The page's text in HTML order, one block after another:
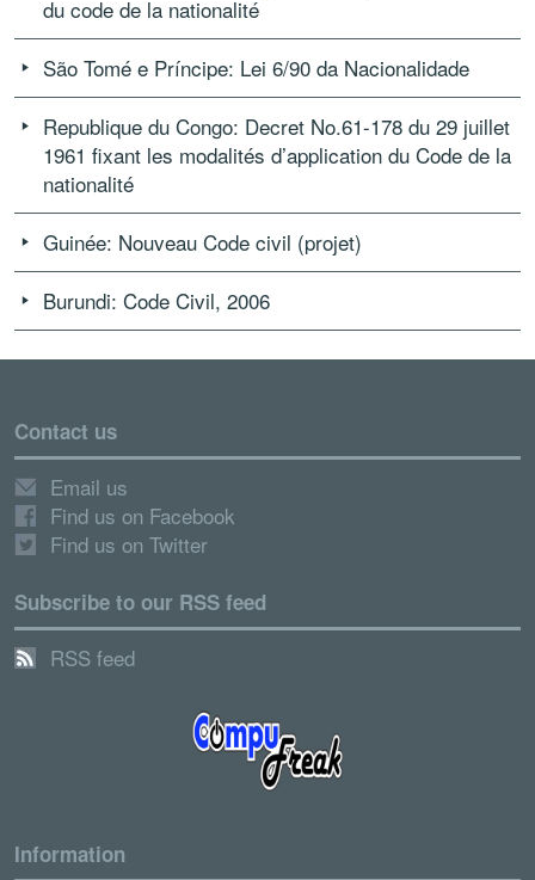
du code de la nationalité
São Tomé e Príncipe: Lei 6/90 da Nacionalidade
Republique du Congo: Decret No.61-178 du 29 juillet
1961 fixant les modalités d’application du Code de la
nationalité
Guinée: Nouveau Code civil (projet)
Burundi: Code Civil, 2006
Contact us
Email us
Find us on Facebook
Find us on Twitter
Subscribe to our RSS feed
RSS feed
Information